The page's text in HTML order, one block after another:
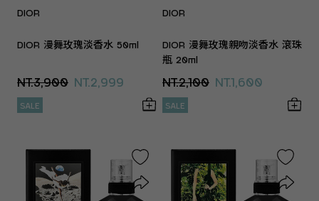
DIOR
DIOR 漫舞玫瑰淡香水 50ml
NT.3,900 NT.2,999
SALE
DIOR
DIOR 漫舞玫瑰親吻淡香水 滾珠
瓶 20ml
NT.2,100 NT.1,600
SALE